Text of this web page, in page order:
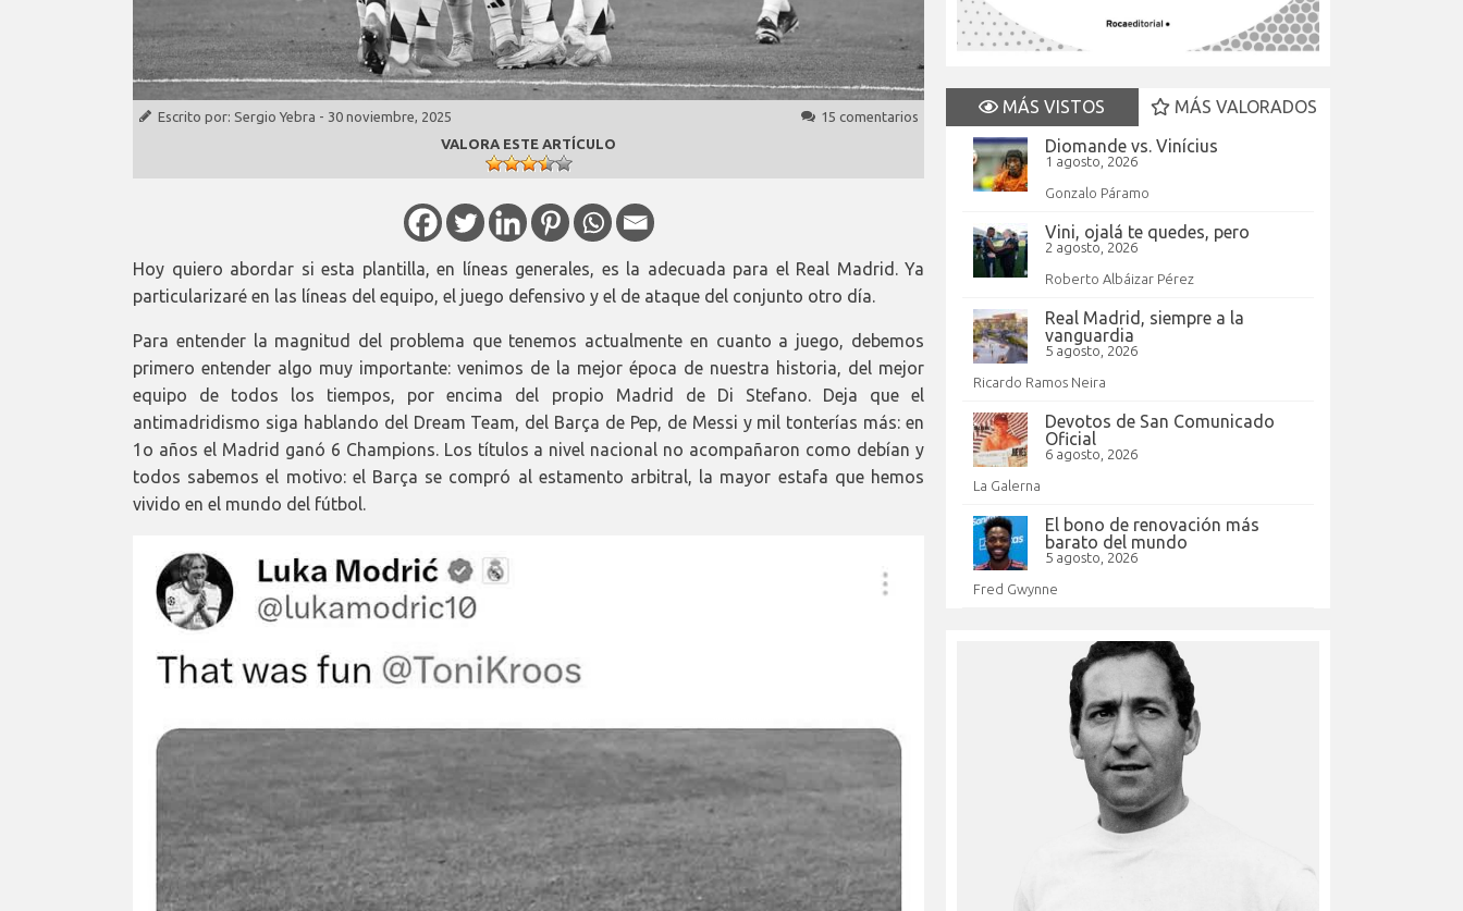
Escrito por: Sergio Yebra - 30 noviembre, 2025
15 comentarios
VALORA ESTE ARTÍCULO
Hoy quiero abordar si esta plantilla, en líneas generales, es la adecuada para el Real Madrid. Ya
particularizaré en las líneas del equipo, el juego defensivo y el de ataque del conjunto otro día.
Para entender la magnitud del problema que tenemos actualmente en cuanto a juego, debemos
primero entender algo muy importante: venimos de la mejor época de nuestra historia, del mejor
equipo de todos los tiempos, por encima del propio Madrid de Di Stefano. Deja que el
antimadridismo siga hablando del Dream Team, del Barça de Pep, de Messi y mil tonterías más: en
1o años el Madrid ganó 6 Champions. Los títulos a nivel nacional no acompañaron como debían y
todos sabemos el motivo: el Barça se compró al estamento arbitral, la mayor estafa que hemos
vivido en el mundo del fútbol.
MÁS VISTOS
MÁS VALORADOS
Diomande vs. Vinícius
1 agosto, 2026
Gonzalo Páramo
Vini, ojalá te quedes, pero
2 agosto, 2026
Roberto Albáizar Pérez
Real Madrid, siempre a la
vanguardia
5 agosto, 2026
Ricardo Ramos Neira
Devotos de San Comunicado
Oficial
6 agosto, 2026
La Galerna
El bono de renovación más
barato del mundo
5 agosto, 2026
Fred Gwynne